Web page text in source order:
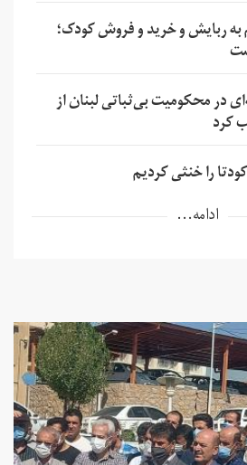
ربایش و خرید و فروش کودک؛
در محکومیت بی‌ثباتی لبنان از
کرد
را خنثی کردیم
ادامه...